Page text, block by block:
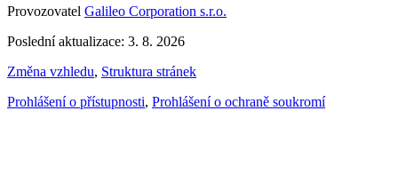
Provozovatel Galileo Corporation s.r.o.
Poslední aktualizace: 3. 8. 2026
Změna vzhledu, Struktura stránek
Prohlášení o přístupnosti, Prohlášení o ochraně soukromí